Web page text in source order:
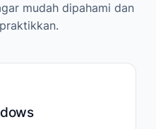
mudah dipahami dan